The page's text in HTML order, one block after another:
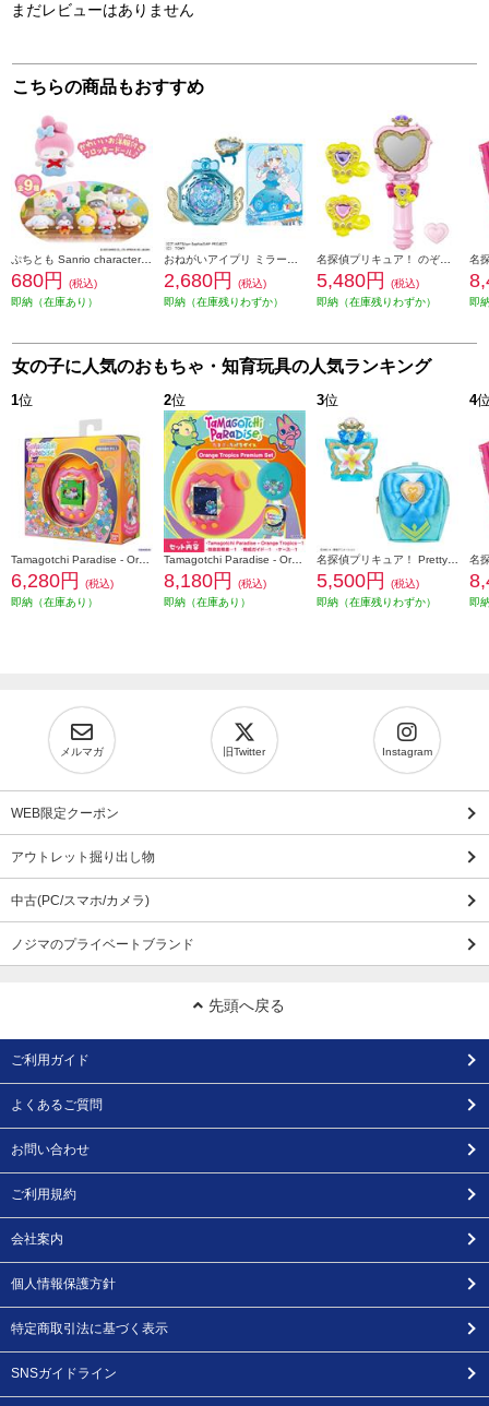
まだレビューはありません
こちらの商品もおすすめ
ぷちとも Sanrio characters みんなでおゆうぎ(1箱必要な場合18個購入ください)
680円
(税込)
即納（在庫あり）
2,680円
(税込)
即納（在庫残りわずか）
5,480円
(税込)
即納（在庫残りわずか）
即
女の子に人気のおもちゃ・知育玩具の人気ランキング
1位
Tamagotchi Paradise - Orange Tropics
6,280円
(税込)
即納（在庫あり）
2位
Tamagotchi Paradise - Orange Tropics Premium Set
8,180円
(税込)
即納（在庫あり）
3位
5,500円
(税込)
即納（在庫残りわずか）
4
即
メルマガ 旧Twitter Instagram
WEB限定クーポン
アウトレット掘り出し物
中古(PC/スマホ/カメラ)
ノジマのプライベートブランド
先頭へ戻る
ご利用ガイド
よくあるご質問
お問い合わせ
ご利用規約
会社案内
個人情報保護方針
特定商取引法に基づく表示
SNSガイドライン